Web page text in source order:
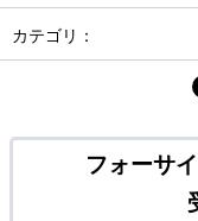
カテゴリ：
フォーサ